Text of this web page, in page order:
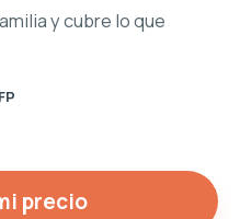
y cubre lo que
precio